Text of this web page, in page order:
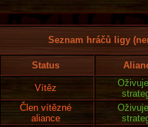
Seznam hráčů ligy
Status
Vítěz
Člen vítězné
aliance